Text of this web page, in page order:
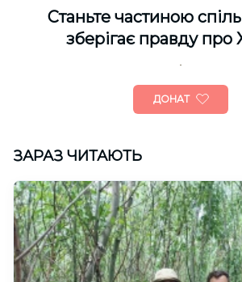
Cтаньте частиною
зберігає правду про
ДОНАТ
ЗАРАЗ ЧИТАЮТЬ